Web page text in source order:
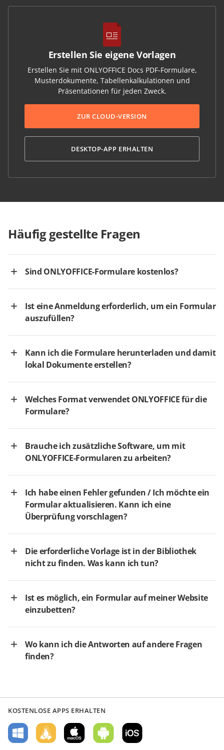
Erstellen Sie eigene Vorlagen
Erstellen Sie mit ONLYOFFICE Docs PDF-Formulare,
Musterdokumente, Tabellenkalkulationen und
Präsentationen für jeden Zweck.
ZUR CLOUD-VERSION
DESKTOP-APP ERHALTEN
Häufig gestellte Fragen
Sind ONLYOFFICE-Formulare kostenlos?
Ist eine Anmeldung erforderlich, um ein Formular
auszufüllen?
Kann ich die Formulare herunterladen und damit
lokal Dokumente erstellen?
Welches Format verwendet ONLYOFFICE für die
Formulare?
Brauche ich zusätzliche Software, um mit
ONLYOFFICE-Formularen zu arbeiten?
Ich habe einen Fehler gefunden / Ich möchte ein
Formular aktualisieren. Kann ich eine
Überprüfung vorschlagen?
Die erforderliche Vorlage ist in der Bibliothek
nicht zu finden. Was kann ich tun?
Ist es möglich, ein Formular auf meiner Website
einzubetten?
Wo kann ich die Antworten auf andere Fragen
finden?
KOSTENLOSE APPS ERHALTEN